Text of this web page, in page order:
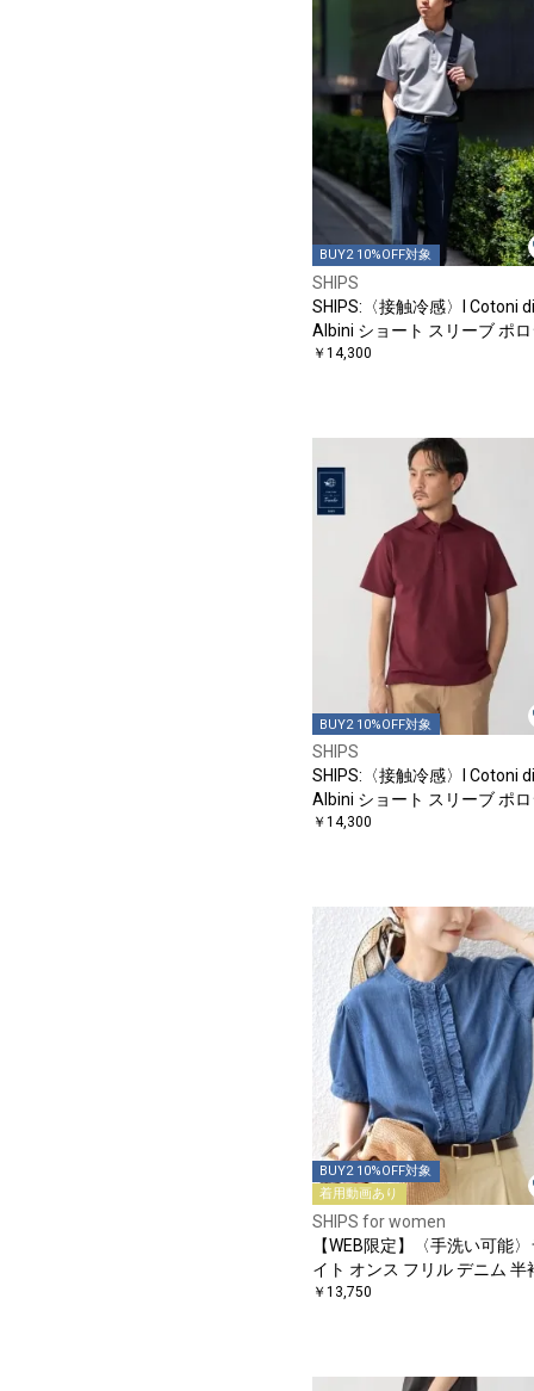
BUY2 10%OFF対象
SHIPS
SHIPS:〈接触冷感〉I Cotoni di
Albini ショート スリーブ ポ
ャツ
￥14,300
BUY2 10%OFF対象
SHIPS
SHIPS:〈接触冷感〉I Cotoni di
Albini ショート スリーブ ポ
ャツ
￥14,300
BUY2 10%OFF対象
着用動画あり
SHIPS for women
【WEB限定】〈手洗い可能
イト オンス フリル デニム 半
シャツ
￥13,750